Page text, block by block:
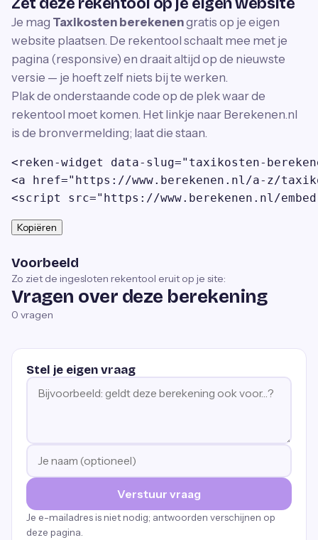
Je mag Taxikosten berekenengratis op je eigen
website plaatsen. De rekentool schaalt mee met je
pagina (responsive) en draait altijd op de nieuwste
versie — je hoeft zelf niets bij te werken.
Plak de onderstaande code op de plek waar de
rekentool moet komen. Het linkje naar Berekenen.nl
is de bronvermelding; laat die staan.
<reken-widget data-slug="taxikosten-
<a href="https://www.berekenen.nl/a-z/
<script src="https://www.berekenen.nl/
Kopiëren
Voorbeeld
Zo ziet de ingesloten rekentool eruit op je site:
Vragen over deze berekening
0 vragen
Stel je eigen vraag
Verstuur vraag
Je e-mailadres is niet nodig; antwoorden verschijnen op
deze pagina.